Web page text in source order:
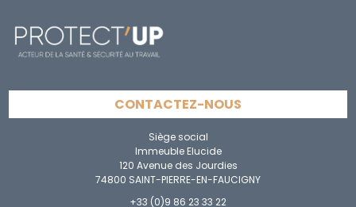
CONTACTEZ-NOUS
Siège social
Immeuble Elucide
120 Avenue des Jourdies
74800 SAINT-PIERRE-EN-FAUCIGNY
+33 (0)9 86 23 33 22